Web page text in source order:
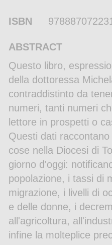
ISBN
ABSTRACT
Questo libro,
della dottoressa
contraddistinto da
numeri, tanti numeri
lettore in prospetti o
Questi dati
cose nella Diocesi di
giorno d'oggi:
popolazione, i tassi di
migrazione, i livelli di
e delle donne, i
all'agricoltura,
infine la molteplice